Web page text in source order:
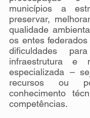
municípios a
preservar,
qualidade
os entes
dificuldades
infraestrutura e
especializada –
recursos ou
conhecimento
competências.